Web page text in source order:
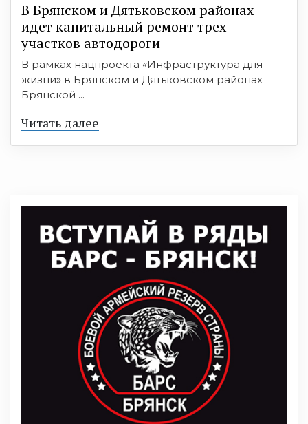
В Брянском и Дятьковском районах
идет капитальный ремонт трех
участков автодороги
В рамках нацпроекта «Инфраструктура для
жизни» в Брянском и Дятьковском районах
Брянской ...
Читать далее